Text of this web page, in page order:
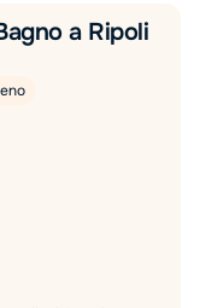
a Ripoli